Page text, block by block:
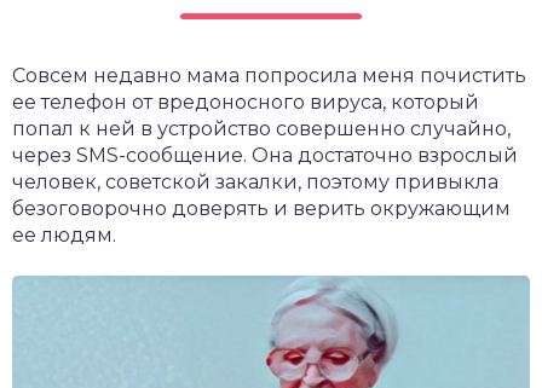
Совсем недавно мама попросила меня почистить
ее телефон от вредоносного вируса, который
попал к ней в устройство совершенно случайно,
через SMS-сообщение. Она достаточно взрослый
человек, советской закалки, поэтому привыкла
безоговорочно доверять и верить окружающим
ее людям.
крыши и кровли
и уход